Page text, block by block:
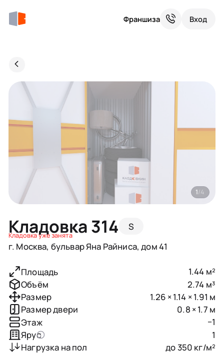
Франшиза Вход
Кладовка 314 S
Кладовка уже занята
г. Москва, бульвар Яна Райниса, дом 41
1/4
Площадь
1.44 м²
Объём
2.74 м³
Размер
1.26 × 1.14 × 1.91 м
Размер двери
0.8 × 1.7 м
Этаж
−1
Ярус
1
Нагрузка на пол
до 350 кг/м²